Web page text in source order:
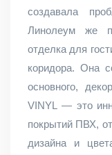
создавала
Линолеум же
отделка для
коридора. Она
основного,
VINYL — это
покрытий ПВХ,
дизайна и